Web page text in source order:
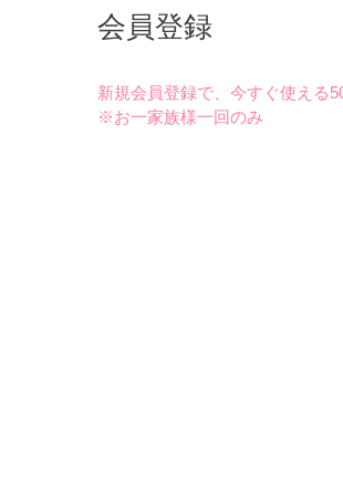
会員登録
新規会員登録で、今すぐ使える
※お一家族様一回のみ